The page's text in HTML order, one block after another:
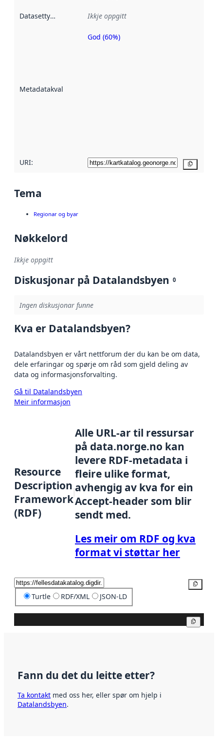
Datasettype Ikkje oppgitt
Metadatakvalitet
Metadatakvalitet
God (60%)
URI:
Tema
Regionar og byar
Nøkkelord
Ikkje oppgitt
Diskusjonar på Datalandsbyen 0
Ingen diskusjonar funne
Kva er Datalandsbyen?
Datalandsbyen er vårt nettforum der du kan be om data,
dele erfaringar og spørje om råd som gjeld deling av
data og informasjonsforvalting.
Gå til Datalandsbyen
Meir informasjon
Resource
Description
Framework
(RDF)
Alle URL-ar til ressursar
på data.norge.no kan
levere RDF-metadata i
fleire ulike format,
avhengig av kva for ein
Accept-header som blir
sendt med.
Les meir om RDF og kva
format vi støttar her
Turtle RDF/XML JSON-LD
Fann du det du leitte etter?
Ta kontakt med oss her, eller spør om hjelp i
Datalandsbyen.